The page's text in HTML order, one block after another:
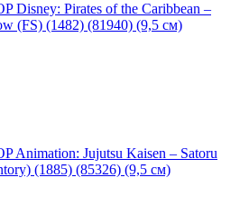
Disney: Pirates of the Caribbean –
(FS) (1482) (81940) (9,5 см)
Animation: Jujutsu Kaisen – Satoru
(1885) (85326) (9,5 см)